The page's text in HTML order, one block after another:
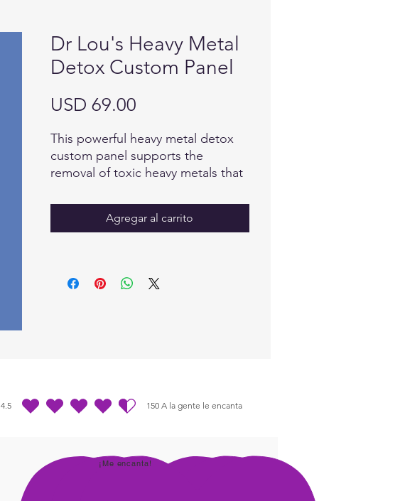
Dr Lou's Heavy Metal
Detox Custom Panel
USD 69.00Precio
This powerful heavy metal detox
custom panel supports the
removal of toxic heavy metals that
Agregar al carrito
4.5 150 A la gente le encanta
la calificación promedio es 4.5 de 5, basada en 150 votos, A la gente le encanta
¡Me encanta!